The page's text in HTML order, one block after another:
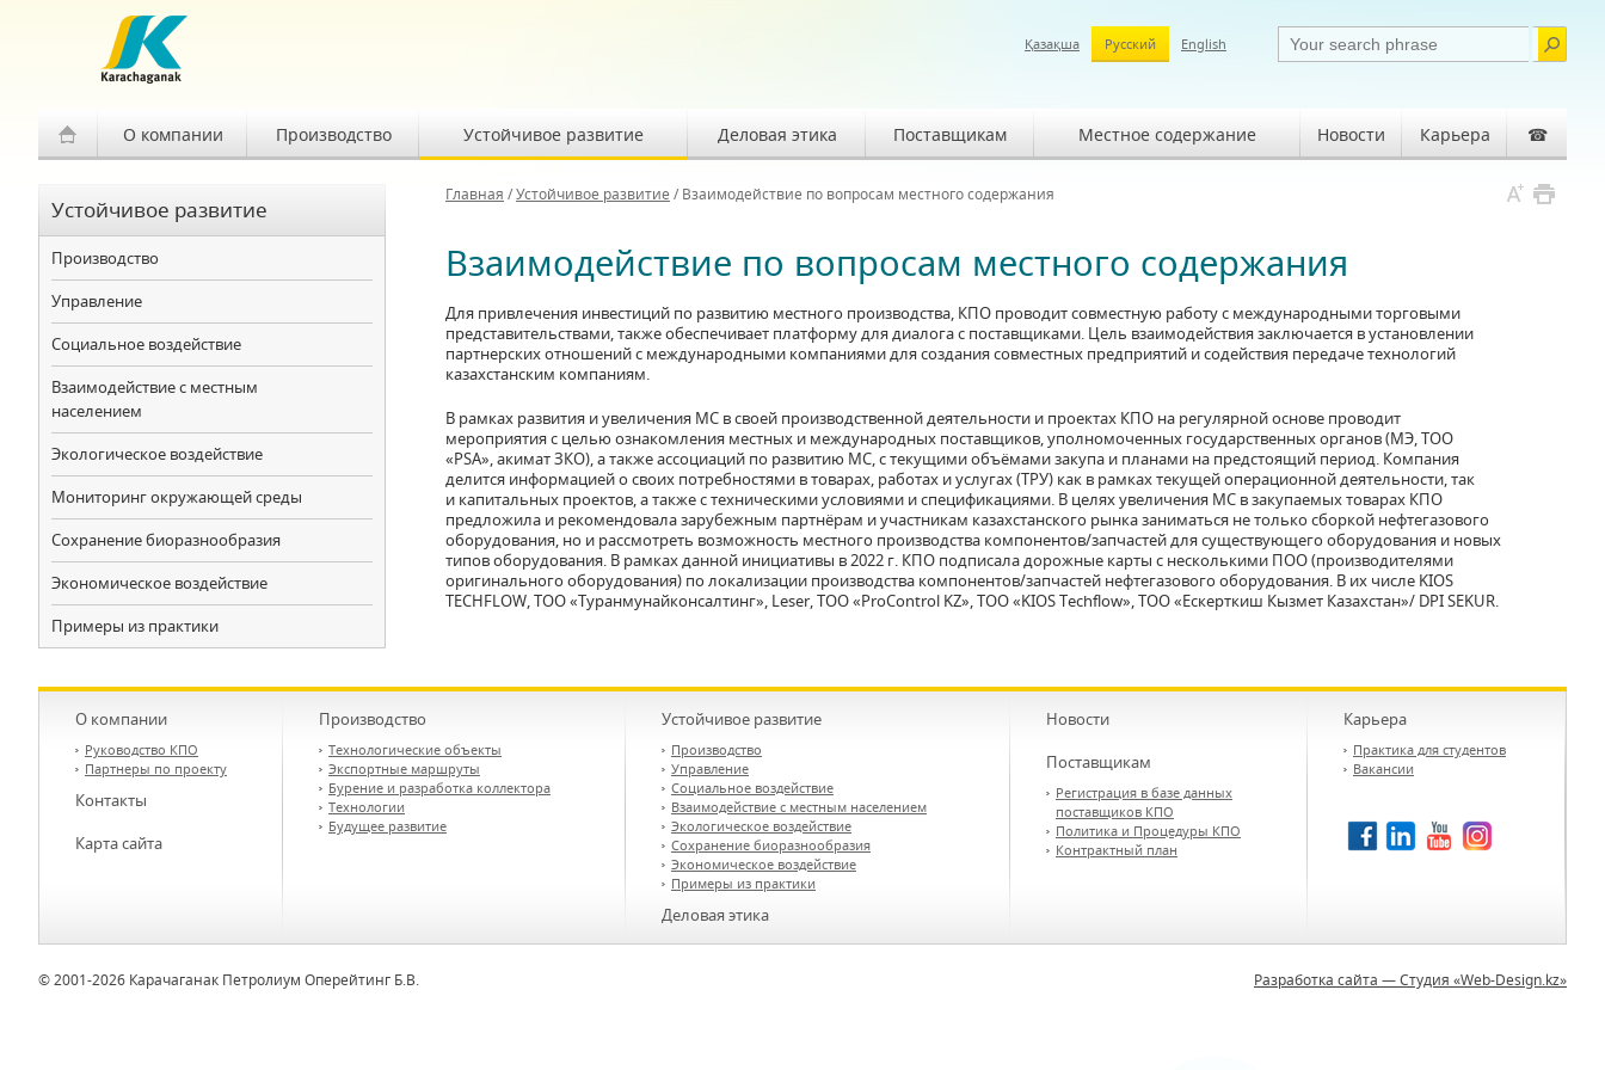
Қазақша Русский English
О компании Производство Устойчивое развитие Деловая этика Поставщикам Местное содержание Новости Карьера ☎
Устойчивое развитие
Производство
Управление
Социальное воздействие
Взаимодействие с местным
населением
Экологическое воздействие
Мониторинг окружающей среды
Сохранение биоразнообразия
Экономическое воздействие
Примеры из практики
Главная /Устойчивое развитие / Взаимодействие по вопросам местного содержания
Взаимодействие по вопросам местного содержания
Для привлечения инвестиций по развитию местного производства, КПО проводит совместную работу с международными торговыми
представительствами, также обеспечивает платформу для диалога с поставщиками. Цель взаимодействия заключается в установлении
партнерских отношений с международными компаниями для создания совместных предприятий и содействия передаче технологий
казахстанским компаниям.
В рамках развития и увеличения МС в своей производственной деятельности и проектах КПО на регулярной основе проводит
мероприятия с целью ознакомления местных и международных поставщиков, уполномоченных государственных органов (МЭ, ТОО
«PSA», акимат ЗКО), а также ассоциаций по развитию МС, с текущими объёмами закупа и планами на предстоящий период. Компания
делится информацией о своих потребностями в товарах, работах и услугах (ТРУ) как в рамках текущей операционной деятельности, так
и капитальных проектов, а также с техническими условиями и спецификациями. В целях увеличения МС в закупаемых товарах КПО
предложила и рекомендовала зарубежным партнёрам и участникам казахстанского рынка заниматься не только сборкой нефтегазового
оборудования, но и рассмотреть возможность местного производства компонентов/запчастей для существующего оборудования и новых
типов оборудования. В рамках данной инициативы в 2022 г. КПО подписала дорожные карты с несколькими ПОО (производителями
оригинального оборудования) по локализации производства компонентов/запчастей нефтегазового оборудования. В их числе KIOS
TECHFLOW, ТОО «Туранмунайконсалтинг», Leser, ТОО «ProControl KZ», ТОО «KIOS Techflow», ТОО «Ескерткиш Кызмет Казахстан»/ DPI SEKUR.
О компании
Руководство КПО
Партнеры по проекту
Контакты
Карта сайта
Производство
Технологические объекты
Экспортные маршруты
Бурение и разработка коллектора
Технологии
Будущее развитие
Устойчивое развитие
Производство
Управление
Социальное воздействие
Взаимодействие с местным населением
Экологическое воздействие
Сохранение биоразнообразия
Экономическое воздействие
Примеры из практики
Деловая этика
Новости
Поставщикам
Регистрация в базе данных
поставщиков КПО
Политика и Процедуры КПО
Контрактный план
Карьера
Практика для студентов
Вакансии
© 2001-2026 Карачаганак Петролиум Оперейтинг Б.В. Разработка сайта — Студия «Web-Design.kz»